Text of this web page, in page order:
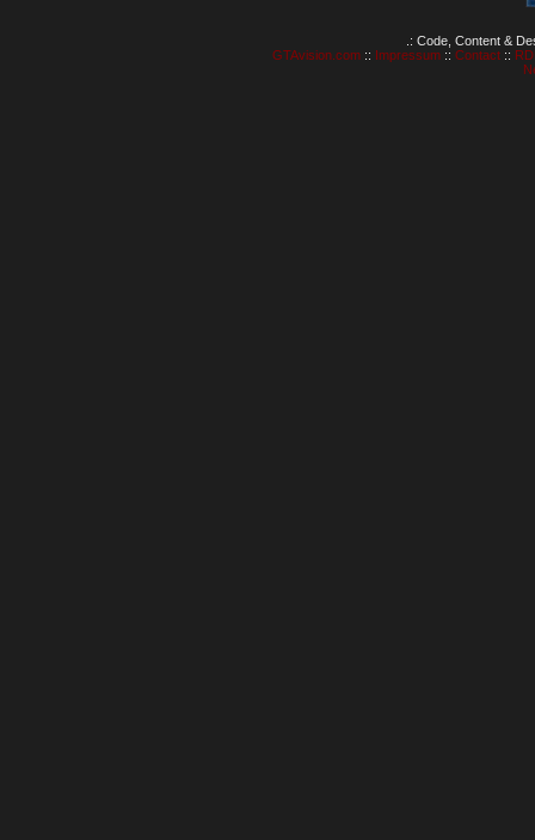
.: Code, Content &
GTAvision.com:: Impressum:: Contact::